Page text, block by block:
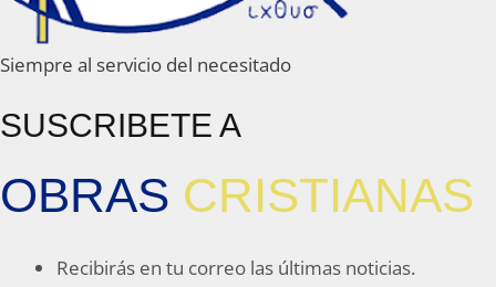
Siempre al servicio del necesitado
SUSCRIBETE A
OBRAS CRISTIANAS
Recibirás en tu correo las últimas noticias.